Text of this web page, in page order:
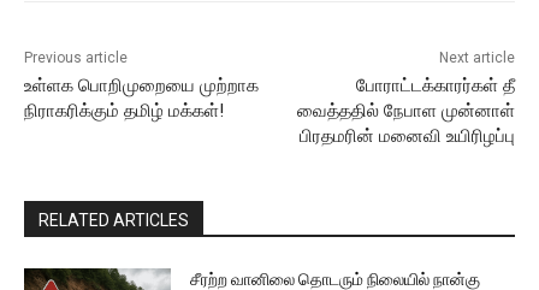
Previous article
உள்ளக பொறிமுறையை முற்றாக
நிராகரிக்கும் தமிழ் மக்கள்!
Next article
போராட்டக்காரர்கள் தீ
வைத்ததில் நேபாள முன்னாள்
பிரதமரின் மனைவி உயிரிழப்பு
RELATED ARTICLES
சீரற்ற வானிலை தொடரும் நிலையில் நான்கு